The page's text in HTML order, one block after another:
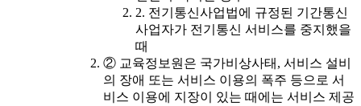
2. 전기통신사업법에 규정된 기간통신
사업자가 전기통신 서비스를 중지했을
때
② 교육정보원은 국가비상사태, 서비스 설비
의 장애 또는 서비스 이용의 폭주 등으로 서
비스 이용에 지장이 있는 때에는 서비스 제공